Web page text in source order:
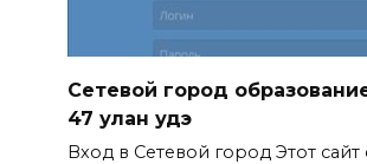
Сетевой город
47 улан удэ
Вход в Сетевой город Этот сайт